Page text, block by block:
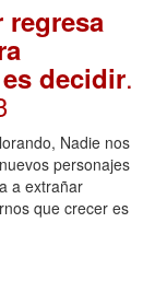
regresa
decidir.
Nadie nos
personajes
a extrañar
que crecer es